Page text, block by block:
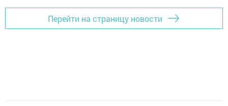
Перейти на страницу новости